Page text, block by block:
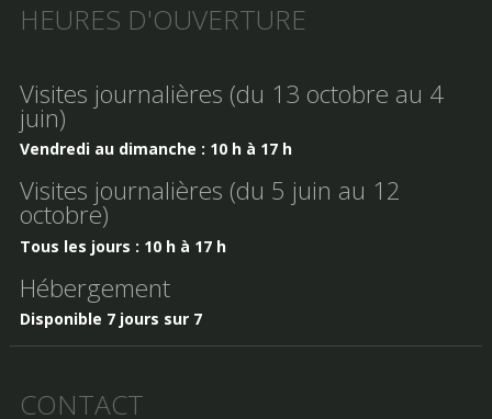
HEURES D'OUVERTURE
Visites journalières (du 13 octobre au 4
juin)
Vendredi au dimanche : 10 h à 17 h
Visites journalières (du 5 juin au 12
octobre)
Tous les jours : 10 h à 17 h
Hébergement
Disponible 7 jours sur 7
CONTACT